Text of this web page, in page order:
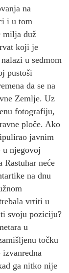
na
i u tom
milja duž
koji je
u sedmom
pustoši
da se na
Zemlje. Uz
fotografiju,
ploče. Ako
javnim
u njegovoj
Rastuhar neće
na dnu
vrtiti u
svoju poziciju?
u
točku
ga nitko nije